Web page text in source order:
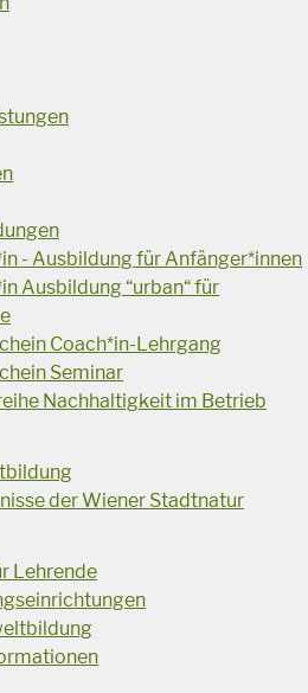
- Ausbildung für Anfänger*innen
Ausbildung “urban“ für
Coach*in-Lehrgang
Seminar
Nachhaltigkeit im Betrieb
der Wiener Stadtnatur
Lehrende